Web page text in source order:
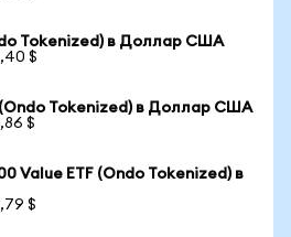
Tokenized) в Доллар США
$
Tokenized) в Доллар США
$
Value ETF (Ondo Tokenized) в
$